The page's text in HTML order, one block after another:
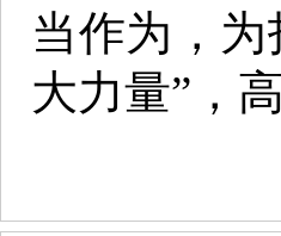
当作为，
大力量”，